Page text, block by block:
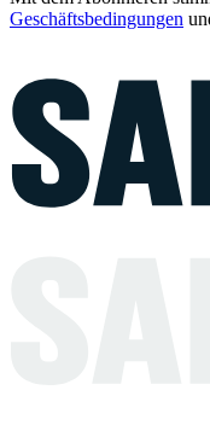
Geschäftsbedingungen